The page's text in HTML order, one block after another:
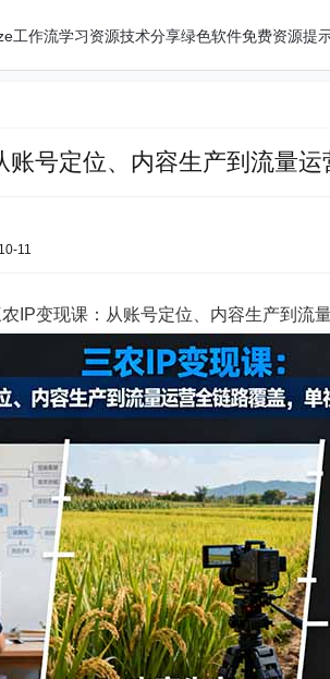
工作流学习资源技术分享绿色软件免费资源提
账号定位、内容生产到流量
11
农IP变现课：从账号定位、内容生产到流